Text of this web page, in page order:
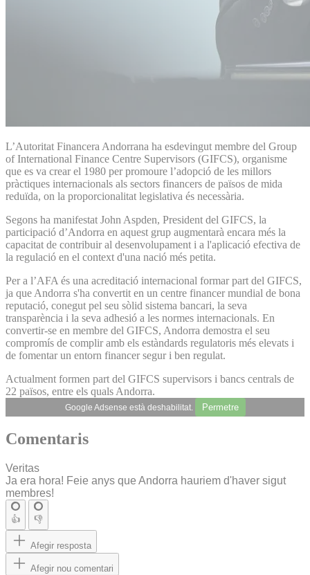
L’Autoritat Financera Andorrana ha esdevingut membre del Group
of International Finance Centre Supervisors (GIFCS), organisme
que es va crear el 1980 per promoure l’adopció de les millors
pràctiques internacionals als sectors financers de països de mida
reduïda, on la proporcionalitat legislativa és necessària.
Segons ha manifestat John Aspden, President del GIFCS, la
participació d’Andorra en aquest grup augmentarà encara més la
capacitat de contribuir al desenvolupament i a l'aplicació efectiva de
la regulació en el context d'una nació més petita.
Per a l’AFA és una acreditació internacional formar part del GIFCS,
ja que Andorra s'ha convertit en un centre financer mundial de bona
reputació, conegut pel seu sòlid sistema bancari, la seva
transparència i la seva adhesió a les normes internacionals. En
convertir-se en membre del GIFCS, Andorra demostra el seu
compromís de complir amb els estàndards regulatoris més elevats i
de fomentar un entorn financer segur i ben regulat.
Actualment formen part del GIFCS supervisors i bancs centrals de
22 països, entre els quals Andorra.
Google Adsense està deshabilitat. Permetre
Comentaris
Veritas
Ja era hora! Feie anys que Andorra hauriem d'haver sigut
membres!
👍 👎
Afegir resposta
Afegir nou comentari